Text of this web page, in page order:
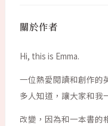
關於作者
Hi, this is Emma.
一位熱愛閱讀和創作的
多人知道，讓大家和我
改變，因為和一本書的